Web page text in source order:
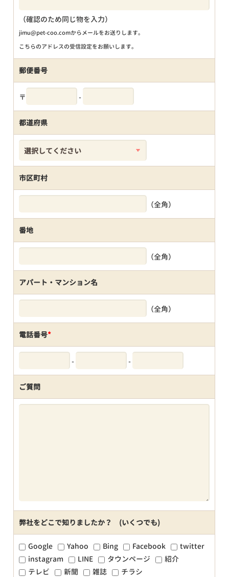
（確認のため同じ物を入力）
jimu@pet-coo.comからメールをお送りします。
こちらのアドレスの受信設定をお願いします。
郵便番号
〒 -
都道府県
市区町村
（全角）
番地
（全角）
アパート・マンション名
（全角）
電話番号*
- -
ご質問
弊社をどこで知りましたか？ (いくつでも)
Google Yahoo Bing Facebook
twitter
instagram
LINE タウンページ
紹介
テレビ
新聞 雑誌
チラシ